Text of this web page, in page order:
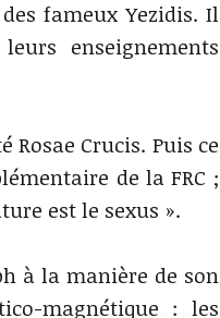
fameux Yezidis. Il
enseignements
Crucis. Puis ce
de la FRC ;
est le sexus ».
à la manière de son
magnétique : les